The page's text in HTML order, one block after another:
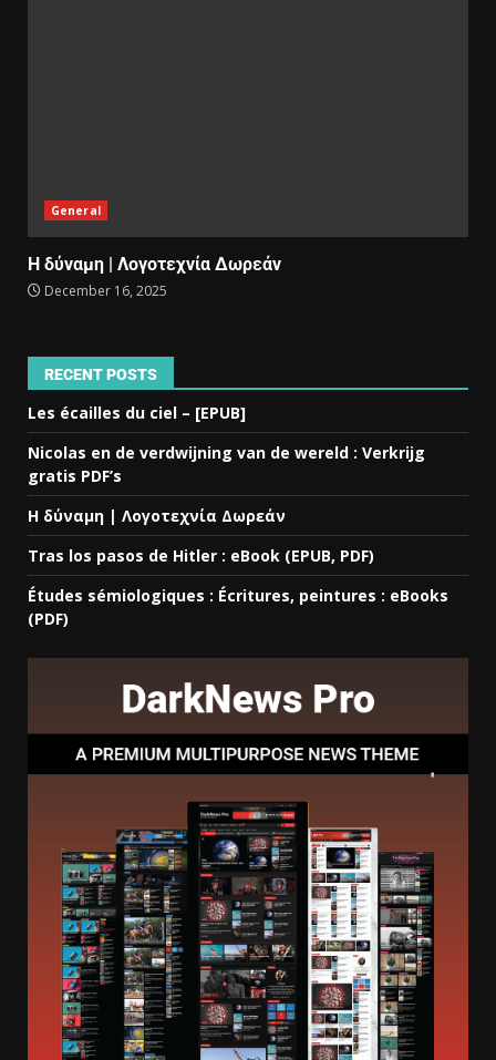
General
Η δύναμη | Λογοτεχνία Δωρεάν
December 16, 2025
RECENT POSTS
Les écailles du ciel – [EPUB]
Nicolas en de verdwijning van de wereld : Verkrijg
gratis PDF’s
Η δύναμη | Λογοτεχνία Δωρεάν
Tras los pasos de Hitler : eBook (EPUB, PDF)
Études sémiologiques : Écritures, peintures : eBooks
(PDF)